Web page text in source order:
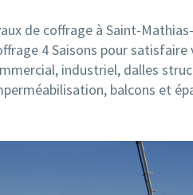
de coffrage à Saint-
4 Saisons pour
industriel, dalles
balcons et